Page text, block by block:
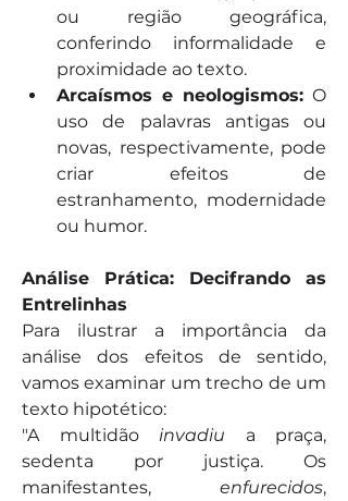
ou região geográfica,
conferindo informalidade e
proximidade ao texto.
Arcaísmos e neologismos: O
uso de palavras antigas ou
novas, respectivamente, pode
criar efeitos de
estranhamento, modernidade
ou humor.
Análise Prática: Decifrando as
Entrelinhas
Para ilustrar a importância da
análise dos efeitos de sentido,
vamos examinar um trecho de um
texto hipotético:
"A multidão invadiu a praça,
sedenta por justiça. Os
manifestantes, enfurecidos,